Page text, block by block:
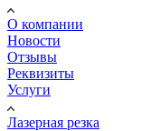
О компании
Новости
Отзывы
Реквизиты
Услуги
Лазерная резка